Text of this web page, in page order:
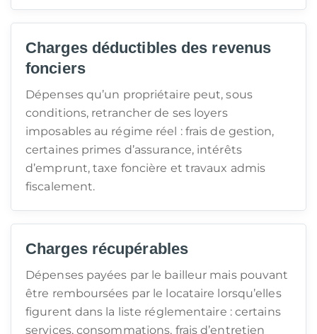
Charges déductibles des revenus
fonciers
Dépenses qu’un propriétaire peut, sous
conditions, retrancher de ses loyers
imposables au régime réel : frais de gestion,
certaines primes d’assurance, intérêts
d’emprunt, taxe foncière et travaux admis
fiscalement.
Charges récupérables
Dépenses payées par le bailleur mais pouvant
être remboursées par le locataire lorsqu’elles
figurent dans la liste réglementaire : certains
services, consommations, frais d’entretien